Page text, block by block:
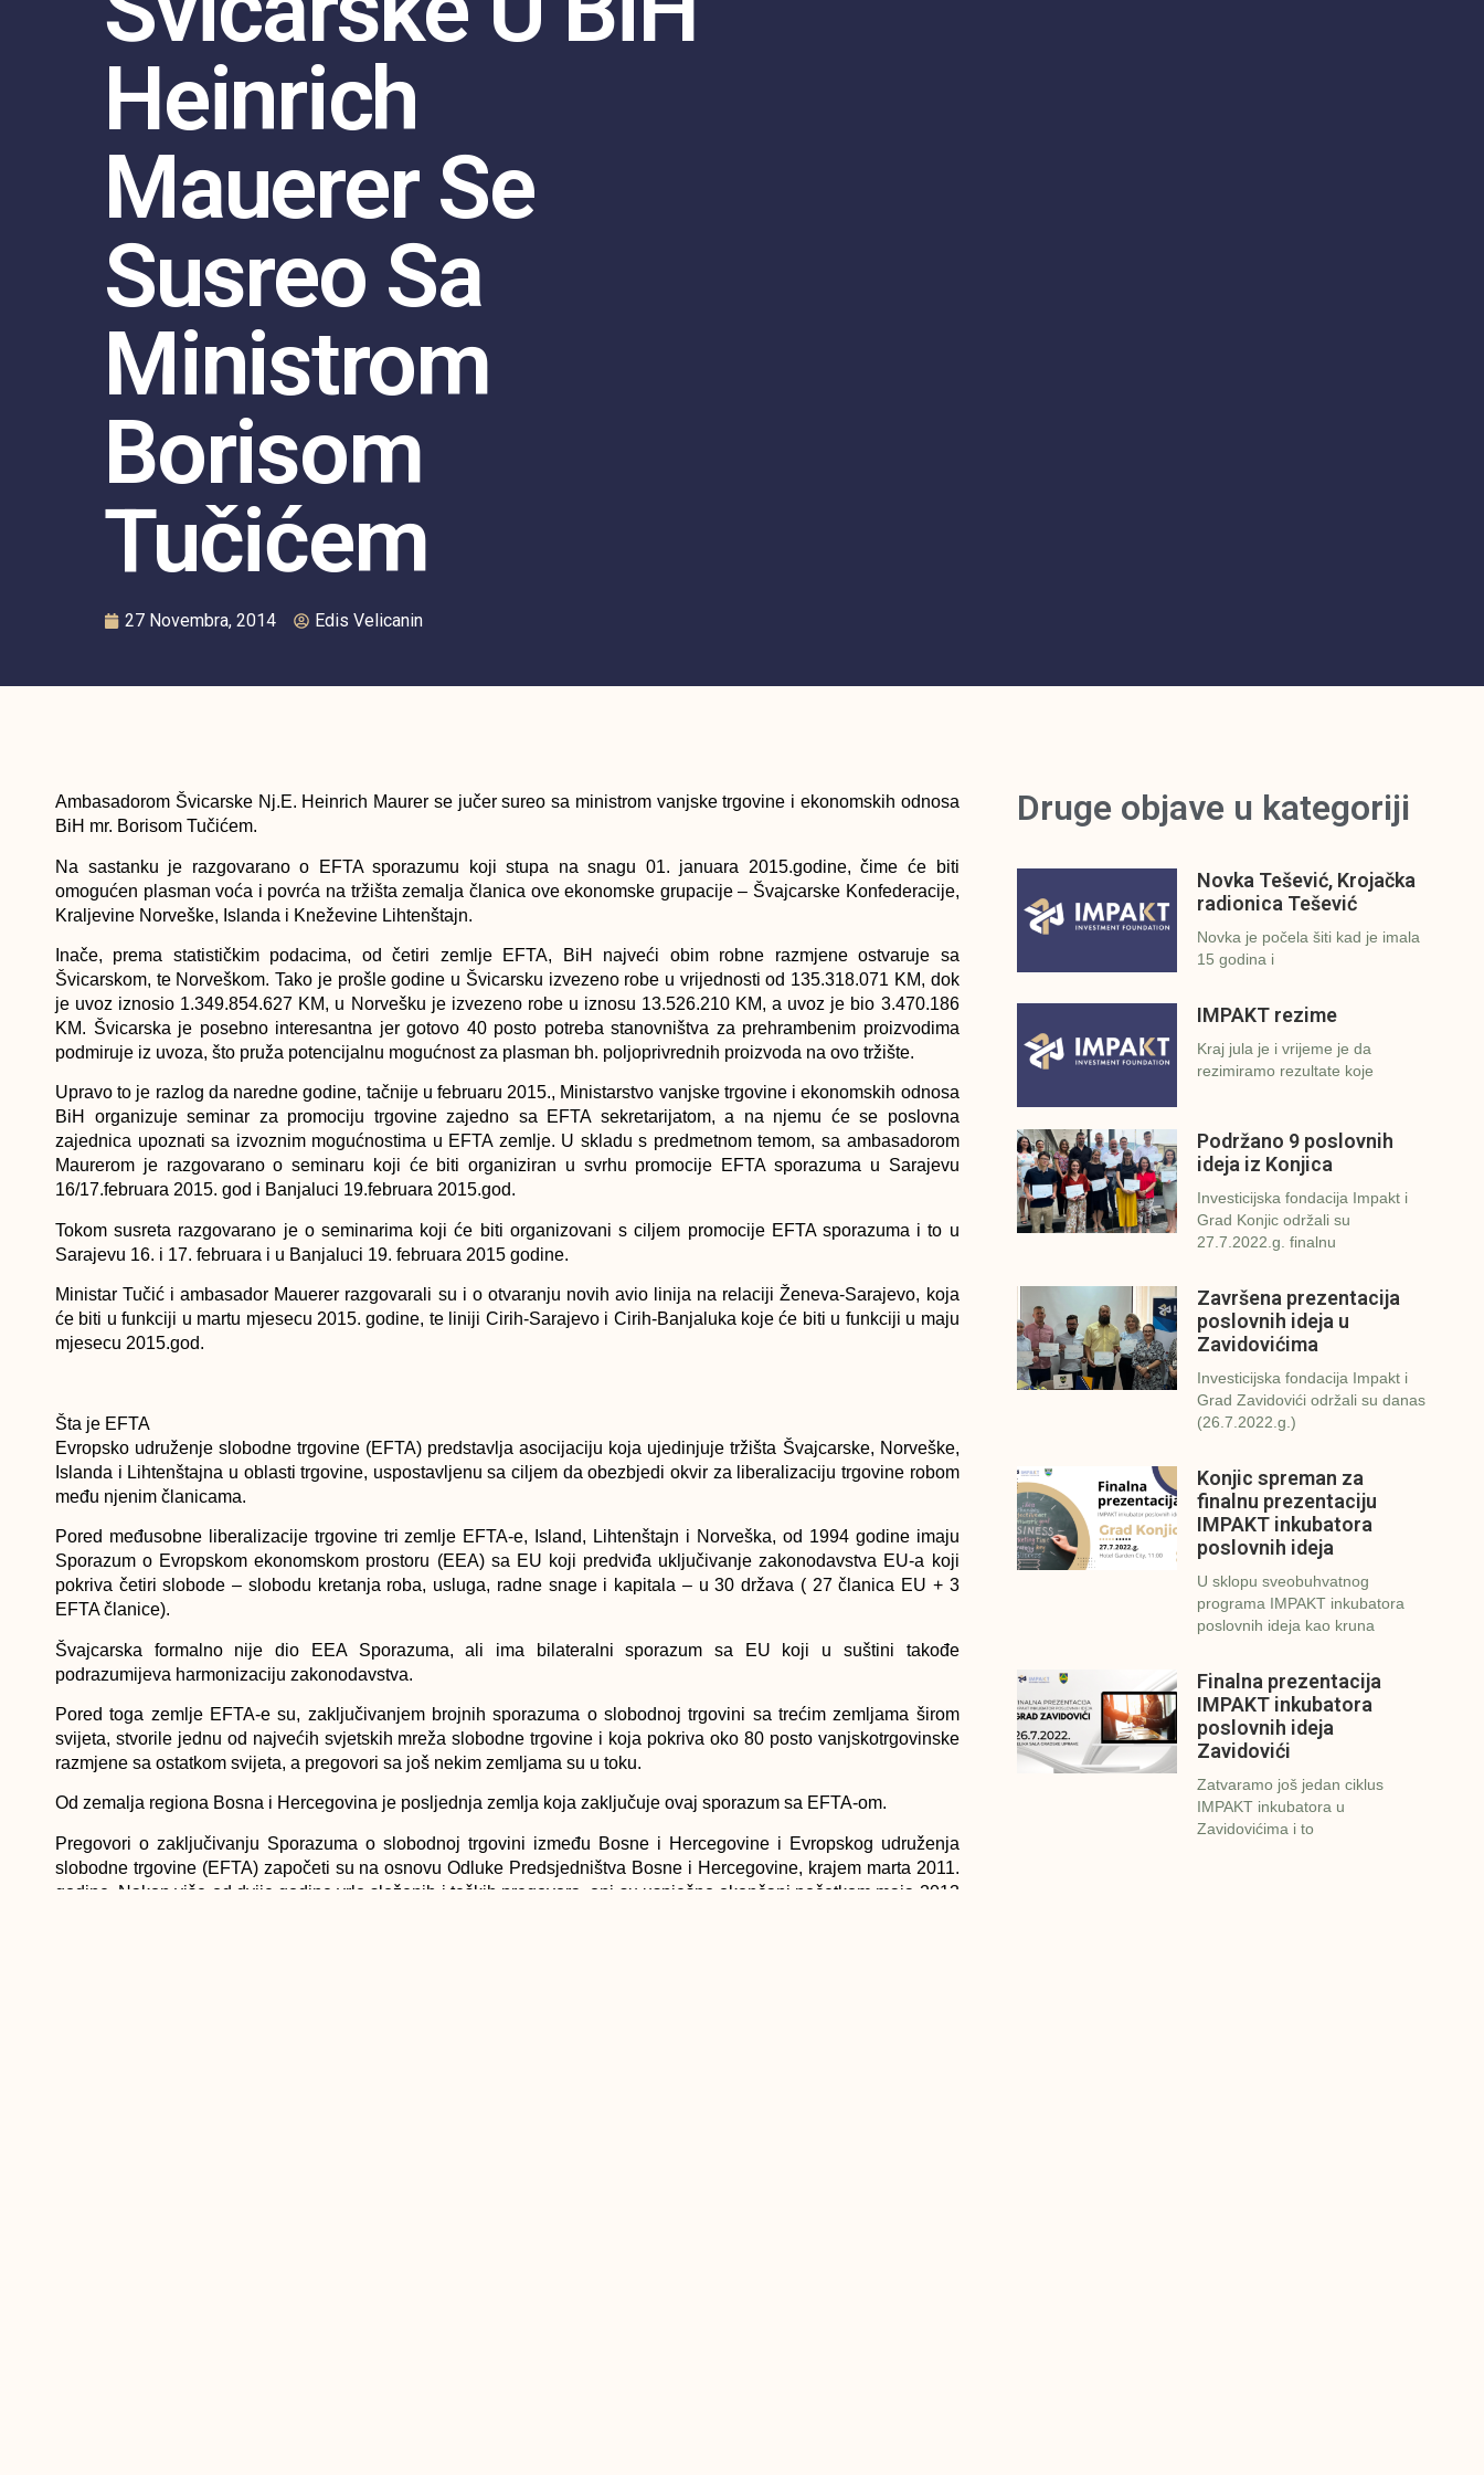
Heinrich
Mauerer Se
Susreo Sa
Ministrom
Borisom
Tučićem
27 Novembra, 2014 Edis Velicanin
Ambasadorom Švicarske Nj.E. Heinrich Maurer se jučer sureo sa ministrom vanjske trgovine i ekonomskih odnosa
BiH mr. Borisom Tučićem.
Na sastanku je razgovarano o EFTA sporazumu koji stupa na snagu 01. januara 2015.godine, čime će biti
omogućen plasman voća i povrća na tržišta zemalja članica ove ekonomske grupacije – Švajcarske Konfederacije,
Kraljevine Norveške, Islanda i Kneževine Lihtenštajn.
Inače, prema statističkim podacima, od četiri zemlje EFTA, BiH najveći obim robne razmjene ostvaruje sa
Švicarskom, te Norveškom. Tako je prošle godine u Švicarsku izvezeno robe u vrijednosti od 135.318.071 KM, dok
je uvoz iznosio 1.349.854.627 KM, u Norvešku je izvezeno robe u iznosu 13.526.210 KM, a uvoz je bio 3.470.186
KM. Švicarska je posebno interesantna jer gotovo 40 posto potreba stanovništva za prehrambenim proizvodima
podmiruje iz uvoza, što pruža potencijalnu mogućnost za plasman bh. poljoprivrednih proizvoda na ovo tržište.
Upravo to je razlog da naredne godine, tačnije u februaru 2015., Ministarstvo vanjske trgovine i ekonomskih odnosa
BiH organizuje seminar za promociju trgovine zajedno sa EFTA sekretarijatom, a na njemu će se poslovna
zajednica upoznati sa izvoznim mogućnostima u EFTA zemlje. U skladu s predmetnom temom, sa ambasadorom
Maurerom je razgovarano o seminaru koji će biti organiziran u svrhu promocije EFTA sporazuma u Sarajevu
16/17.februara 2015. god i Banjaluci 19.februara 2015.god.
Tokom susreta razgovarano je o seminarima koji će biti organizovani s ciljem promocije EFTA sporazuma i to u
Sarajevu 16. i 17. februara i u Banjaluci 19. februara 2015 godine.
Ministar Tučić i ambasador Mauerer razgovarali su i o otvaranju novih avio linija na relaciji Ženeva-Sarajevo, koja
će biti u funkciji u martu mjesecu 2015. godine, te liniji Cirih-Sarajevo i Cirih-Banjaluka koje će biti u funkciji u maju
mjesecu 2015.god.
Šta je EFTA
Evropsko udruženje slobodne trgovine (EFTA) predstavlja asocijaciju koja ujedinjuje tržišta Švajcarske, Norveške,
Islanda i Lihtenštajna u oblasti trgovine, uspostavljenu sa ciljem da obezbjedi okvir za liberalizaciju trgovine robom
među njenim članicama.
Pored međusobne liberalizacije trgovine tri zemlje EFTA-e, Island, Lihtenštajn i Norveška, od 1994 godine imaju
Sporazum o Evropskom ekonomskom prostoru (EEA) sa EU koji predviđa uključivanje zakonodavstva EU-a koji
pokriva četiri slobode – slobodu kretanja roba, usluga, radne snage i kapitala – u 30 država ( 27 članica EU + 3
EFTA članice).
Švajcarska formalno nije dio EEA Sporazuma, ali ima bilateralni sporazum sa EU koji u suštini takođe
podrazumijeva harmonizaciju zakonodavstva.
Pored toga zemlje EFTA-e su, zaključivanjem brojnih sporazuma o slobodnoj trgovini sa trećim zemljama širom
svijeta, stvorile jednu od najvećih svjetskih mreža slobodne trgovine i koja pokriva oko 80 posto vanjskotrgovinske
razmjene sa ostatkom svijeta, a pregovori sa još nekim zemljama su u toku.
Od zemalja regiona Bosna i Hercegovina je posljednja zemlja koja zaključuje ovaj sporazum sa EFTA-om.
Pregovori o zaključivanju Sporazuma o slobodnoj trgovini između Bosne i Hercegovine i Evropskog udruženja
slobodne trgovine (EFTA) započeti su na osnovu Odluke Predsjedništva Bosne i Hercegovine, krajem marta 2011.
godine. Nakon više od dvije godine vrlo složenih i teških pregovora, oni su uspješno okončani početkom maja 2013
Druge objave u kategoriji
Novka Tešević, Krojačka
radionica Tešević
Novka je počela šiti kad je imala
15 godina i
IMPAKT rezime
Kraj jula je i vrijeme je da
rezimiramo rezultate koje
Podržano 9 poslovnih
ideja iz Konjica
Investicijska fondacija Impakt i
Grad Konjic održali su
27.7.2022.g. finalnu
Završena prezentacija
poslovnih ideja u
Zavidovićima
Investicijska fondacija Impakt i
Grad Zavidovići održali su danas
(26.7.2022.g.)
Konjic spreman za
finalnu prezentaciju
IMPAKT inkubatora
poslovnih ideja
U sklopu sveobuhvatnog
programa IMPAKT inkubatora
poslovnih ideja kao kruna
Finalna prezentacija
IMPAKT inkubatora
poslovnih ideja
Zavidovići
Zatvaramo još jedan ciklus
IMPAKT inkubatora u
Zavidovićima i to